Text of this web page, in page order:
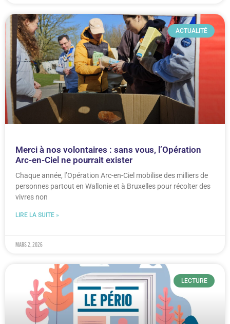
ACTUALITÉ
Merci à nos volontaires : sans vous, l’Opération
Arc-en-Ciel ne pourrait exister
Chaque année, l’Opération Arc-en-Ciel mobilise des milliers de
personnes partout en Wallonie et à Bruxelles pour récolter des
vivres non
LIRE LA SUITE »
mars 2, 2026
LECTURE